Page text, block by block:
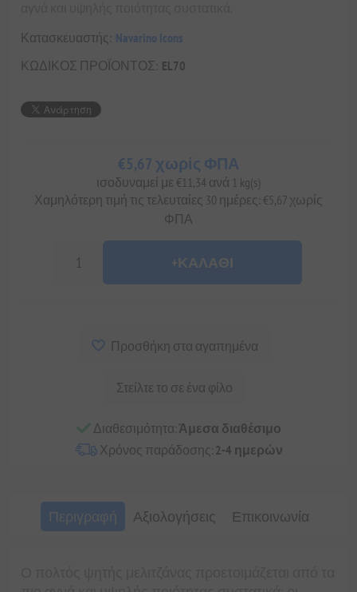
Κατασκευαστής: Navarino Icons
ΚΩΔΙΚΟΣ ΠΡΟΪΟΝΤΟΣ: EL70
€5,67 χωρίς ΦΠΑ
ισοδυναμεί με €11,34 ανά 1 kg(s)
Χαμηλότερη τιμή τις τελευταίες 30 ημέρες: €5,67 χωρίς
ΦΠΑ
+ΚΑΛΆΘΙ
Προσθήκη στα αγαπημένα
Στείλτε το σε ένα φίλο
Διαθεσιμότητα: Άμεσα διαθέσιμο
Χρόνος παράδοσης: 2-4 ημερών
Περιγραφή Αξιολογήσεις Επικοινωνία